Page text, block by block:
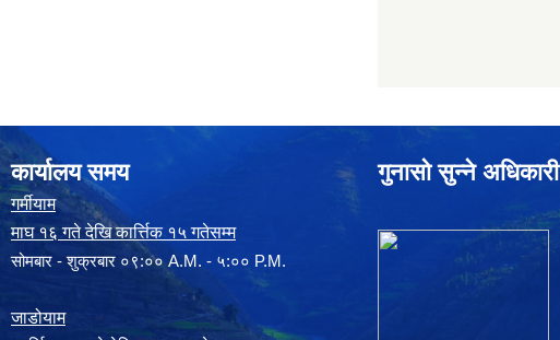
कार्यालय समय
गर्मीयाम
माघ १६ गते देखि कार्त्तिक १५ गतेसम्म
सोमबार - शुक्रबार ०९:०० A.M. - ५:०० P.M.
जाडोयाम
गुनासो सुन्ने अधिकारी